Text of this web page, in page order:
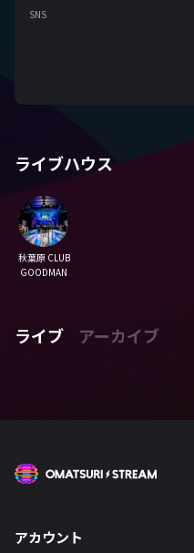
SNS
ライブハウス
秋葉原 CLUB
GOODMAN
ライブ アーカイブ
アカウント